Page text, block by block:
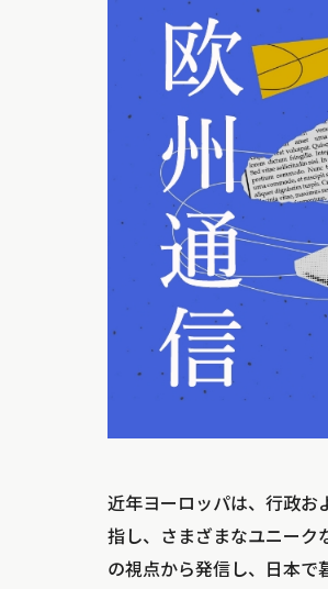
近年ヨーロッパは、行政お
指し、さまざまなユニーク
の視点から発信し、日本で